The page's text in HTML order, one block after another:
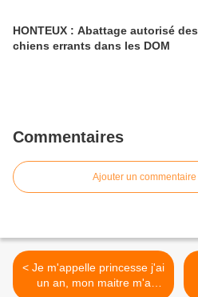
HONTEUX : Abattage autorisé des
chiens errants dans les DOM
Commentaires
Ajouter un commentaire
< Je m'appelle princesse j'ai
un an, mon maitre m'a